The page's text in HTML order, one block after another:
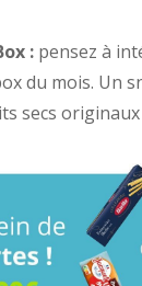
: pensez à
du mois. Un
secs originaux